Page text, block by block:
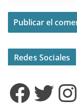
Redes Sociales
Facebook Twitter Instagram